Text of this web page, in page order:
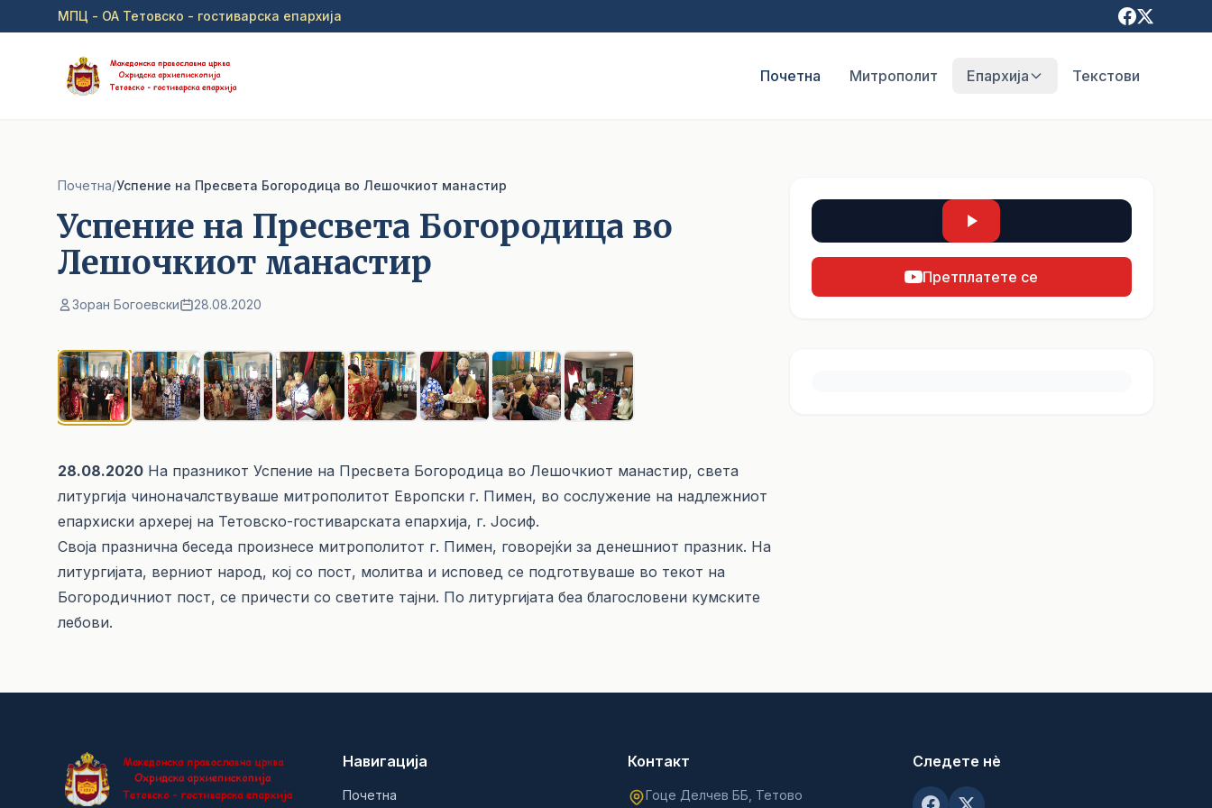
Прејди на главна содржина
МПЦ - ОА Тетовско - гостиварска епархија
Почетна Митрополит Епархија Текстови
Почетна/Успение на Пресвета Богородица во Лешочкиот манастир
Успение на Пресвета Богородица во
Лешочкиот манастир
Зоран Богоевски 28.08.2020
28.08.2020 На празникот Успение на Пресвета Богородица во Лешочкиот манастир, света
литургија чиноначалствуваше митрополитот Европски г. Пимен, во сослужение на надлежниот
епархиски архереј на Тетовско-гостиварската епархија, г. Јосиф.
Своја празнична беседа произнесе митрополитот г. Пимен, говорејќи за денешниот празник. На
литургијата, верниот народ, кој со пост, молитва и исповед се подготвуваше во текот на
Богородичниот пост, се причести со светите тајни. По литургијата беа благословени кумските
лебови.
Претплатете се
Навигација
Почетна
Контакт
Гоце Делчев ББ, Тетово
Следете нè